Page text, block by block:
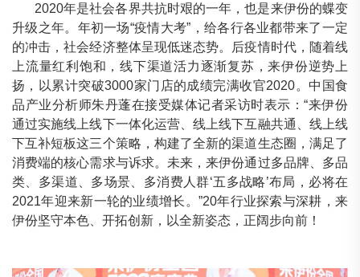
2020年是社会各界共抗时艰的一年，也是来伊份的蝶变
升级之年。年初一场“疫情大考”，给各行各业都带来了一定
的冲击，社会经济整体呈现低迷态势。后疫情时代，随着线
上流量红利饱和，线下渠道活力逐渐复苏，来伊份逆势上
扬，以累计突破3000家门店的成绩完满收官2020。中国食
品产业分析师朱丹蓬在接受媒体记者采访时表示：“来伊份
通过实施线上线下一体化运营、线上线下互融共通、线上线
下互补短板这三个策略，构建了全新的渠道生态圈，满足了
消费端的核心需求与诉求。未来，来伊份通过多品牌、多品
类、多渠道、多场景、多消费人群‘五多战略’布局，必将在
2021年迎来新一轮的业绩增长。”20年行业探索与深耕，来
伊份坚守本色、开拓创新，以全新姿态，正阔步向前！